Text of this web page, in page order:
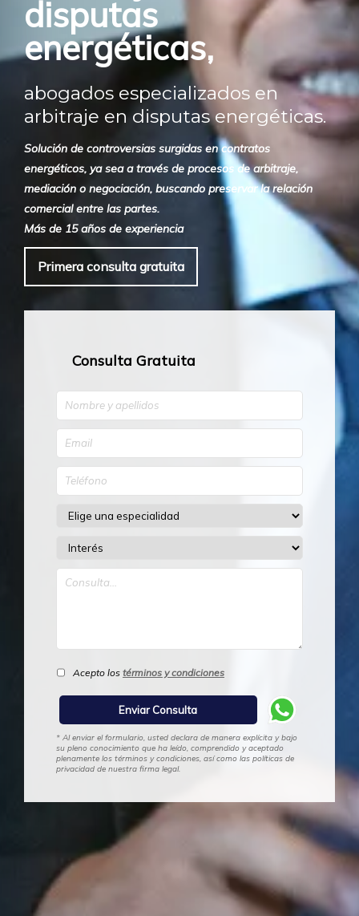
disputas
energéticas,
abogados especializados en
arbitraje en disputas energéticas.
Solución de controversias surgidas en contratos
energéticos, ya sea a través de procesos de arbitraje,
mediación o negociación, buscando preservar la relación
comercial entre las partes.
Más de 15 años de experiencia
Primera consulta gratuita
Consulta Gratuita
Acepto los términos y condiciones
* Al enviar el formulario, usted declara de manera explícita y bajo
su pleno conocimiento que ha leído, comprendido y aceptado
plenamente los términos y condiciones, así como las políticas de
privacidad de nuestra firma legal.